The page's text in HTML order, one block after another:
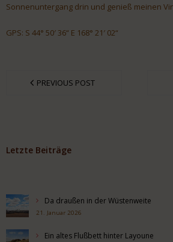
Sonnenuntergang drin und genieß meinen
GPS: S 44° 50′ 36“ E 168° 21′ 02“
PREVIOUS POST
Letzte Beiträge
Da draußen in der Wüstenweite
21. Januar 2026
Ein altes Flußbett hinter Layoune